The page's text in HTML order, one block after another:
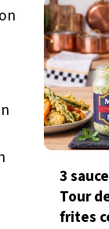
3
Tour
frites